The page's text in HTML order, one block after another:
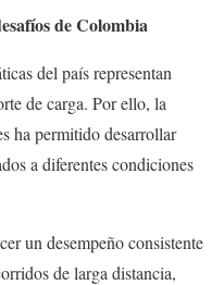
de Colombia
del país representan
de carga. Por ello, la
ha permitido desarrollar
a diferentes condiciones
un desempeño consistente
de larga distancia,